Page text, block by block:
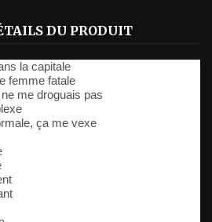
DU PRODUIT
la capitale
femme fatale
me droguais pas
ça me vexe